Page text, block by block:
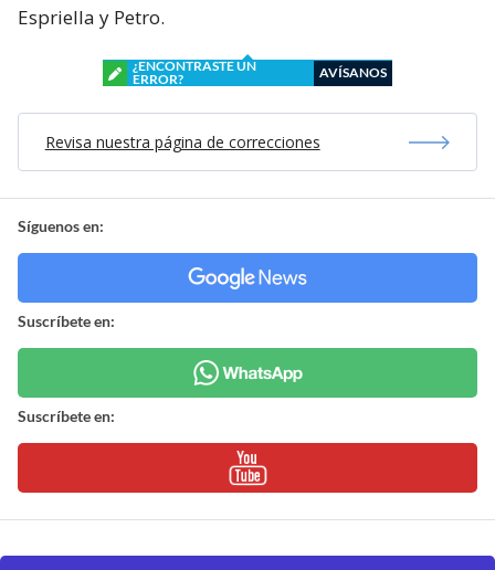
Espriella y Petro.
¿ENCONTRASTE UN
ERROR?
AVÍSANOS
Revisa nuestra página de correcciones
Síguenos en:
Suscríbete en:
Suscríbete en: